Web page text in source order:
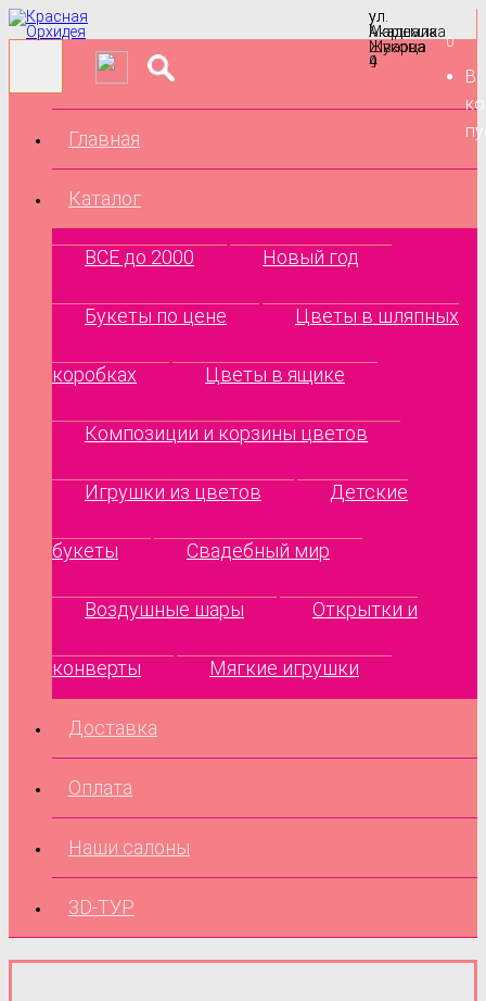
ул.
Маршала
Жукова
9
ул.
Академика
Шварца
4
0
В
Главная
Каталог
ВСЕ до 2000 Новый год
Букеты по цене Цветы в шляпных
коробках Цветы в ящике
Композиции и корзины цветов
Игрушки из цветов Детские
букеты Свадебный мир
Воздушные шары Открытки и
конверты Мягкие игрушки
Доставка
Оплата
Наши салоны
3D-ТУР